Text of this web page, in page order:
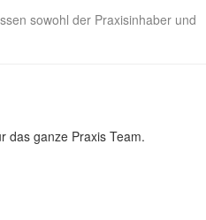
sowohl der Praxisinhaber und
das ganze Praxis Team.